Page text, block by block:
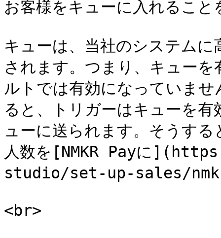
お客様をキューに入れること
キューは、当社のシステム
されます。つまり、キュー
ルトでは有効になっていま
ると、トリガーはキューを
ューに送られます。そうす
人数を[NMKR Payに
studio/set-up-sales/
<br>